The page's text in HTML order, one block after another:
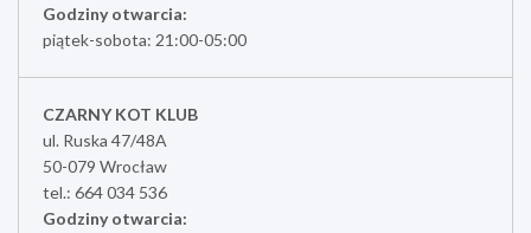
Godziny otwarcia:
piątek-sobota: 21:00-05:00
CZARNY KOT KLUB
ul. Ruska 47/48A
50-079 Wrocław
tel.: 664 034 536
Godziny otwarcia: